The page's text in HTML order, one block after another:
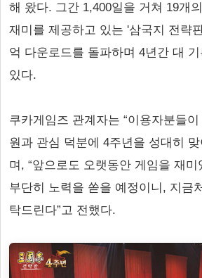
해 왔다. 그간 1,400일을 거쳐 19개
재미를 제공하고 있는 '삼국지 전략
억 다운로드를 돌파하며 4년간 대
있다.
쿠카게임즈 관계자는 “이용자분들
원과 관심 덕분에 4주년을 성대히
며, “앞으로도 오랫동안 게임을 재
부단히 노력을 쏟을 예정이니, 지금
탁드린다”고 전했다.